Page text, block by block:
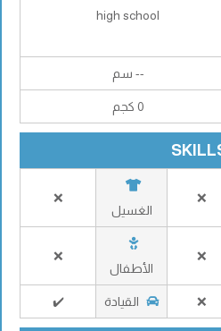
high school
-- سم
0 كجم
❌
الغسيل
❌
❌
الأطفال
❌
❌ القيادة ✔️